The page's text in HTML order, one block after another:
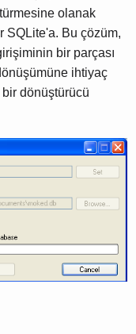
olanak
SQLite'a. Bu çözüm,
bir parçası
ihtiyaç
dönüştürücü